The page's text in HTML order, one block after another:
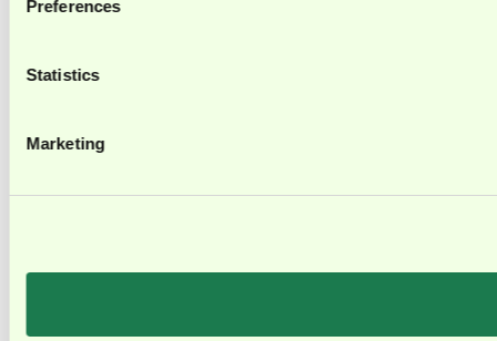
Preferences
Statistics
Marketing